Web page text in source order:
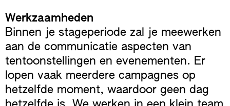
Werkzaamheden
Binnen je stageperiode zal je meewerken
aan de communicatie aspecten van
tentoonstellingen en evenementen. Er
lopen vaak meerdere campagnes op
hetzelfde moment, waardoor geen dag